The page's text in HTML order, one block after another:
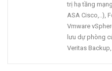
trị hạ tầng
ASA Cisco,..),
Vmware
lưu dự phòng
Veritas